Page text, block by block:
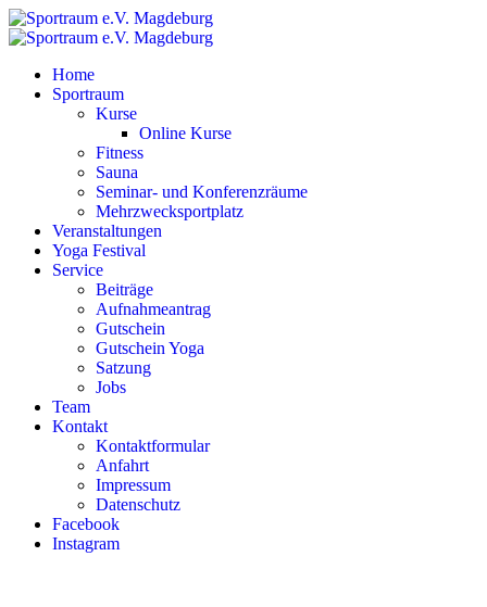
Home
Sportraum
Kurse
Online Kurse
Fitness
Sauna
Seminar- und Konferenzräume
Mehrzwecksportplatz
Veranstaltungen
Yoga Festival
Service
Beiträge
Aufnahmeantrag
Gutschein
Gutschein Yoga
Satzung
Jobs
Team
Kontakt
Kontaktformular
Anfahrt
Impressum
Datenschutz
Facebook
Instagram